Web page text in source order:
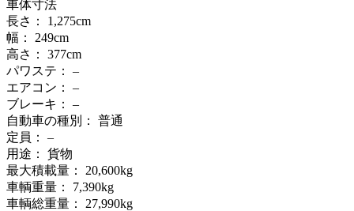
車体寸法
長さ： 1,275cm
幅： 249cm
高さ： 377cm
パワステ： –
エアコン： –
ブレーキ： –
自動車の種別： 普通
定員： –
用途： 貨物
最大積載量： 20,600kg
車輌重量： 7,390kg
車輌総重量： 27,990kg